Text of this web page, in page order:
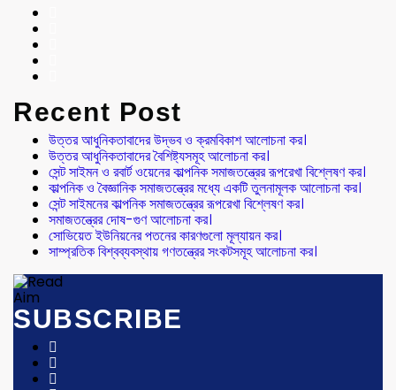
Recent Post
উত্তর আধুনিকতাবাদের উদ্ভব ও ক্রমবিকাশ আলোচনা কর।
উত্তর আধুনিকতাবাদের বৈশিষ্ট্যসমূহ আলোচনা কর।
সেন্ট সাইমন ও রবার্ট ওয়েনের কাল্পনিক সমাজতন্ত্রের রূপরেখা বিশ্লেষণ কর।
কাল্পনিক ও বৈজ্ঞানিক সমাজতন্ত্রের মধ্যে একটি তুলনামূলক আলোচনা কর।
সেন্ট সাইমনের কাল্পনিক সমাজতন্ত্রের রূপরেখা বিশ্লেষণ কর।
সমাজতন্ত্রের দোষ-গুণ আলোচনা কর।
সোভিয়েত ইউনিয়নের পতনের কারণগুলো মূল্যায়ন কর।
সাম্প্রতিক বিশ্বব্যবস্থায় গণতন্ত্রের সংকটসমূহ আলোচনা কর।
SUBSCRIBE